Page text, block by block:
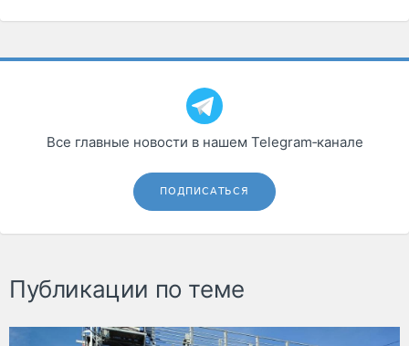
Все главные новости в нашем Telegram‑канале
ПОДПИСАТЬСЯ
Публикации по теме